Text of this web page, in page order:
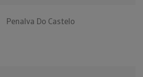
Penalva Do Castelo